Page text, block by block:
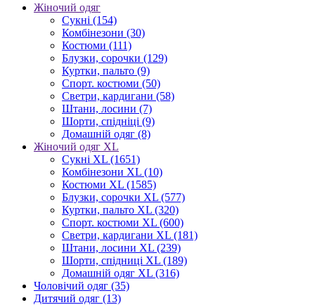
Жіночий одяг
Сукні (154)
Комбінезони (30)
Костюми (111)
Блузки, сорочки (129)
Куртки, пальто (9)
Спорт. костюми (50)
Светри, кардигани (58)
Штани, лосини (7)
Шорти, спідніці (9)
Домашній одяг (8)
Жіночий одяг XL
Cукні XL (1651)
Комбінезони XL (10)
Костюми XL (1585)
Блузки, сорочки XL (577)
Куртки, пальто XL (320)
Спорт. костюми XL (600)
Светри, кардигани XL (181)
Штани, лосини XL (239)
Шорти, спідниці XL (189)
Домашній одяг XL (316)
Чоловічий одяг (35)
Дитячий одяг (13)